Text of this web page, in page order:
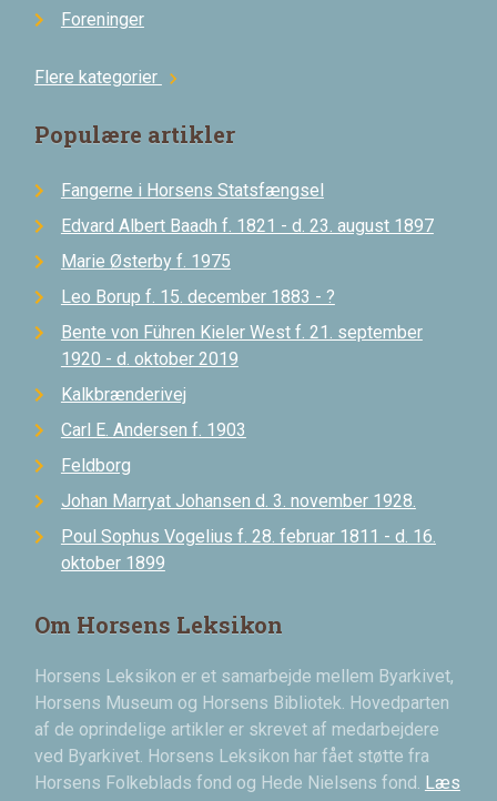
Foreninger
Flere kategorier chevron_right
Populære artikler
Fangerne i Horsens Statsfængsel
Edvard Albert Baadh f. 1821 - d. 23. august 1897
Marie Østerby f. 1975
Leo Borup f. 15. december 1883 - ?
Bente von Führen Kieler West f. 21. september
1920 - d. oktober 2019
Kalkbrænderivej
Carl E. Andersen f. 1903
Feldborg
Johan Marryat Johansen d. 3. november 1928.
Poul Sophus Vogelius f. 28. februar 1811 - d. 16.
oktober 1899
Om Horsens Leksikon
Horsens Leksikon er et samarbejde mellem Byarkivet,
Horsens Museum og Horsens Bibliotek. Hovedparten
af de oprindelige artikler er skrevet af medarbejdere
ved Byarkivet. Horsens Leksikon har fået støtte fra
Horsens Folkeblads fond og Hede Nielsens fond. Læs